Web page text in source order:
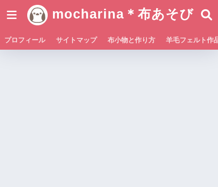
mocharina＊布あそび
プロフィール サイトマップ 布小物と作り方 羊毛フェルト作